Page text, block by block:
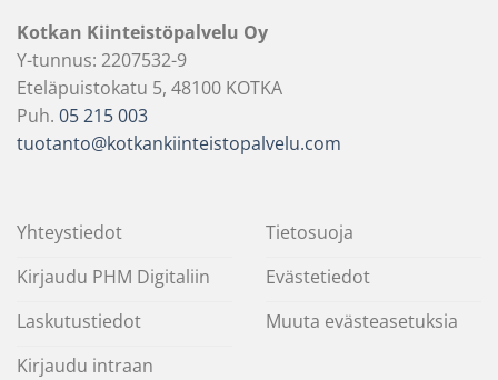
Kotkan Kiinteistöpalvelu Oy
Y-tunnus: 2207532-9
Eteläpuistokatu 5, 48100 KOTKA
Puh. 05 215 003
tuotanto@kotkankiinteistopalvelu.com
Yhteystiedot
Kirjaudu PHM Digitaliin
Laskutustiedot
Kirjaudu intraan
Tietosuoja
Evästetiedot
Muuta evästeasetuksia